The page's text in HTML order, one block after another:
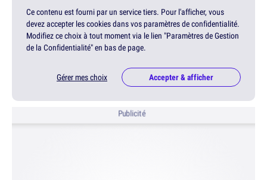
Ce contenu est fourni par un service tiers. Pour l'afficher, vous
devez accepter les cookies dans vos paramètres de confidentialité.
Modifiez ce choix à tout moment via le lien "Paramètres de Gestion
de la Confidentialité" en bas de page.
Gérer mes choix Accepter & afficher
Publicité